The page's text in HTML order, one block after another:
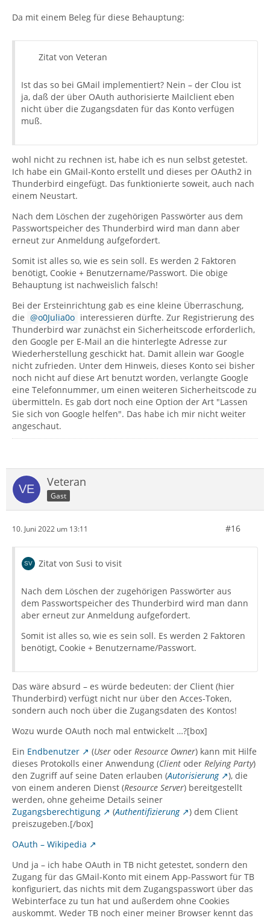
Da mit einem Beleg für diese Behauptung:
Zitat von Veteran
Ist das so bei GMail implementiert? Nein – der Clou ist
ja, daß der über OAuth authorisierte Mailclient eben
nicht über die Zugangsdaten für das Konto verfügen
muß.
wohl nicht zu rechnen ist, habe ich es nun selbst getestet.
Ich habe ein GMail-Konto erstellt und dieses per OAuth2 in
Thunderbird eingefügt. Das funktionierte soweit, auch nach
einem Neustart.
Nach dem Löschen der zugehörigen Passwörter aus dem
Passwortspeicher des Thunderbird wird man dann aber
erneut zur Anmeldung aufgefordert.
Somit ist alles so, wie es sein soll. Es werden 2 Faktoren
benötigt, Cookie + Benutzername/Passwort. Die obige
Behauptung ist nachweislich falsch!
Bei der Ersteinrichtung gab es eine kleine Überraschung,
die
o0Julia0o interessieren dürfte. Zur Registrierung des
Thunderbird war zunächst ein Sicherheitscode erforderlich,
den Google per E-Mail an die hinterlegte Adresse zur
Wiederherstellung geschickt hat. Damit allein war Google
nicht zufrieden. Unter dem Hinweis, dieses Konto sei bisher
noch nicht auf diese Art benutzt worden, verlangte Google
eine Telefonnummer, um einen weiteren Sicherheitscode zu
übermitteln. Es gab dort noch eine Option der Art "Lassen
Sie sich von Google helfen". Das habe ich mir nicht weiter
angeschaut.
Veteran
Gast
10. Juni 2022 um 13:11 #16
Zitat von Susi to visit
Nach dem Löschen der zugehörigen Passwörter aus
dem Passwortspeicher des Thunderbird wird man dann
aber erneut zur Anmeldung aufgefordert.
Somit ist alles so, wie es sein soll. Es werden 2 Faktoren
benötigt, Cookie + Benutzername/Passwort.
Das wäre absurd – es würde bedeuten: der Client (hier
Thunderbird) verfügt nicht nur über den Acces-Token,
sondern auch noch über die Zugangsdaten des Kontos!
Wozu wurde OAuth noch mal entwickelt …?[box]
Ein Endbenutzer (User oder Resource Owner) kann mit Hilfe
dieses Protokolls einer Anwendung (Client oder Relying Party)
den Zugriff auf seine Daten erlauben (Autorisierung
), die
von einem anderen Dienst (Resource Server) bereitgestellt
werden, ohne geheime Details seiner
Zugangsberechtigung
(Authentifizierung
) dem Client
preiszugeben.[/box]
OAuth – Wikipedia
Und ja – ich habe OAuth in TB nicht getestet, sondern den
Zugang für das GMail-Konto mit einem App-Passwort für TB
konfiguriert, das nichts mit dem Zugangspasswort über das
Webinterface zu tun hat und außerdem ohne Cookies
auskommt. Weder TB noch einer meiner Browser kennt das